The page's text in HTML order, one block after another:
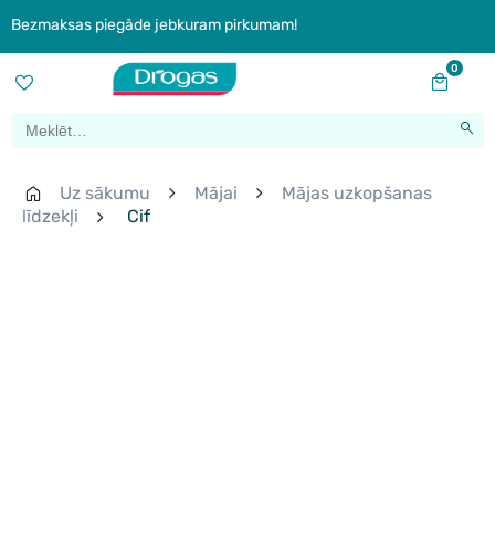
Bezmaksas piegāde jebkuram pirkumam!
0
Uz sākumu Mājai
Mājas uzkopšanas
līdzekļi
Cif